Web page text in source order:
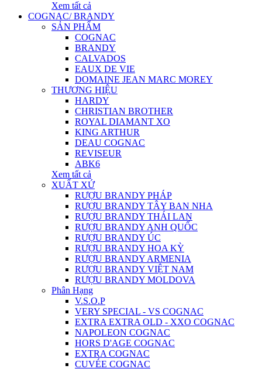
Xem tất cả
COGNAC/ BRANDY
SẢN PHẨM
COGNAC
BRANDY
CALVADOS
EAUX DE VIE
DOMAINE JEAN MARC MOREY
THƯƠNG HIỆU
HARDY
CHRISTIAN BROTHER
ROYAL DIAMANT XO
KING ARTHUR
DEAU COGNAC
REVISEUR
ABK6
Xem tất cả
XUẤT XỨ
RƯỢU BRANDY PHÁP
RƯỢU BRANDY TÂY BAN NHA
RƯỢU BRANDY THÁI LAN
RƯỢU BRANDY ANH QUỐC
RƯỢU BRANDY ÚC
RƯỢU BRANDY HOA KỲ
RƯỢU BRANDY ARMENIA
RƯỢU BRANDY VIỆT NAM
RƯỢU BRANDY MOLDOVA
Phân Hạng
V.S.O.P
VERY SPECIAL - VS COGNAC
EXTRA EXTRA OLD - XXO COGNAC
NAPOLEON COGNAC
HORS D'AGE COGNAC
EXTRA COGNAC
CUVÉE COGNAC